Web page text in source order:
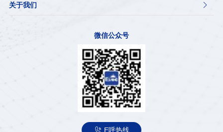
关于我们 
微信公众号
 E呼热线